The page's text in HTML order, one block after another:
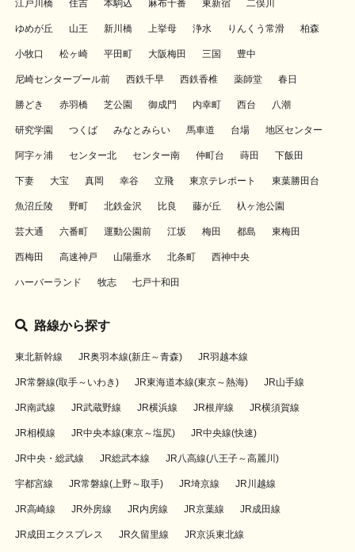
江戸川橋 住吉 本駒込 麻布十番 東新宿 二俣川
ゆめが丘 山王 新川橋 上挙母 浄水 りんくう常滑 柏森
小牧口 松ヶ崎 平田町 大阪梅田 三国 豊中
尼崎センタープール前 西鉄千早 西鉄香椎 薬師堂 春日
勝どき 赤羽橋 芝公園 御成門 内幸町 西台 八潮
研究学園 つくば みなとみらい 馬車道 台場 地区センター
阿字ヶ浦 センター北 センター南 仲町台 蒔田 下飯田
下妻 大宝 真岡 幸谷 立飛 東京テレポート 東葉勝田台
魚沼丘陵 野町 北鉄金沢 比良 藤が丘 杁ヶ池公園
芸大通 六番町 運動公園前 江坂 梅田 都島 東梅田
西梅田 高速神戸 山陽垂水 北条町 西神中央
ハーバーランド 牧志 七戸十和田
路線から探す
東北新幹線 JR奥羽本線(新庄～青森) JR羽越本線
JR常磐線(取手～いわき) JR東海道本線(東京～熱海) JR山手線
JR南武線 JR武蔵野線 JR横浜線 JR根岸線 JR横須賀線
JR相模線 JR中央本線(東京～塩尻) JR中央線(快速)
JR中央・総武線 JR総武本線 JR八高線(八王子～高麗川)
宇都宮線 JR常磐線(上野～取手) JR埼京線 JR川越線
JR高崎線 JR外房線 JR内房線 JR京葉線 JR成田線
JR成田エクスプレス JR久留里線 JR京浜東北線